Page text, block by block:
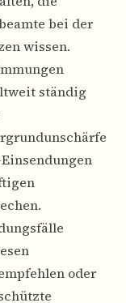
bei der
wissen.
ständig
oder